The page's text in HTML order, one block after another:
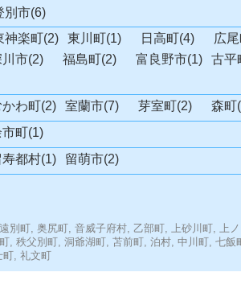
別市(6)
神楽町(2) 東川町(1) 日高町(4) 広
川市(2) 福島町(2) 富良野市(1) 古平
かわ町(2) 室蘭市(7) 芽室町(2) 森町
市町(1)
寿都村(1)
留萌市(2)
遠別町, 奥尻町, 音威子府村, 乙部町, 上砂川町, 上
, 秩父別町, 洞爺湖町, 苫前町, 泊村, 中川町, 七飯
, 礼文町